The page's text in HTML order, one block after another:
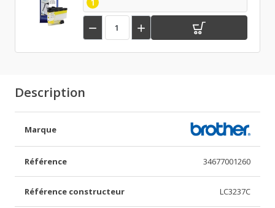
 
Description
Marque
Référence 34677001260
Référence constructeur LC3237C